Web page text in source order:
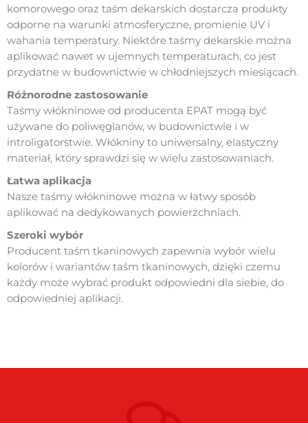
komorowego oraz taśm dekarskich dostarcza produkty
odporne na warunki atmosferyczne, promienie UV i
wahania temperatury. Niektóre taśmy dekarskie można
aplikować nawet w ujemnych temperaturach, co jest
przydatne w budownictwie w chłodniejszych miesiącach.
Różnorodne zastosowanie
Taśmy włókninowe od producenta EPAT mogą być
używane do poliwęglanów, w budownictwie i w
introligatorstwie. Włókniny to uniwersalny, elastyczny
materiał, który sprawdzi się w wielu zastosowaniach.
Łatwa aplikacja
Nasze taśmy włókninowe można w łatwy sposób
aplikować na dedykowanych powierzchniach.
Szeroki wybór
Producent taśm tkaninowych zapewnia wybór wielu
kolorów i wariantów taśm tkaninowych, dzięki czemu
każdy może wybrać produkt odpowiedni dla siebie, do
odpowiedniej aplikacji.